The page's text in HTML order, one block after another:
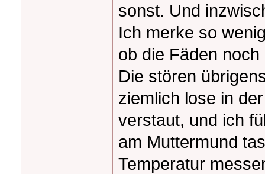
sonst. Und
Ich merke so
ob die Fäden noch
Die stören
ziemlich lose in
verstaut, und ich
am Muttermund
Temperatur